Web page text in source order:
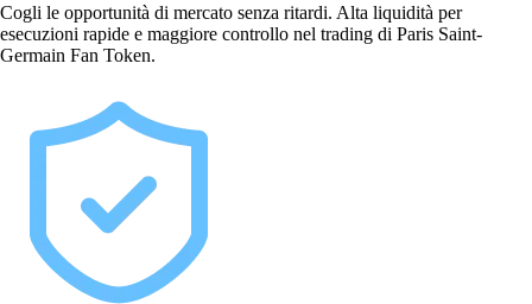
Cogli le opportunità di mercato senza ritardi. Alta liquidità per
esecuzioni rapide e maggiore controllo nel trading di Paris Saint-
Germain Fan Token.